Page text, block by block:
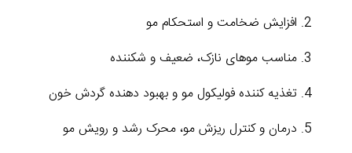
افزایش ضخامت و استحکام مو
مناسب موهای نازک، ضعیف و شکننده
تغذیه کننده فولیکول مو و بهبود دهنده گردش خون
درمان و کنترل ریزش مو، محرک رشد و رویش مو